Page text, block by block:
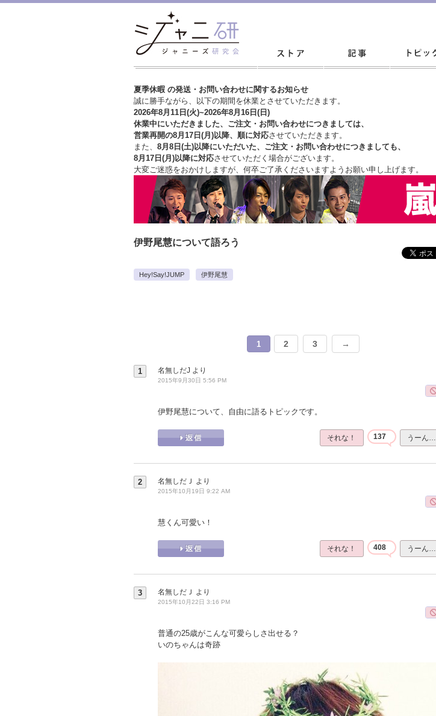
夏季休暇 の発送・お問い合わせに関するお知らせ
誠に勝手ながら、以下の期間を休業とさせていただきます。
2026年8月11日(火)~2026年8月16日(日)
休業中にいただきました、ご注文・お問い合わせにつきましては、
営業再開の8月17日(月)以降、順に対応させていただきます。
また、 8月8日(土)以降にいただいた、ご注文・ お問い合わせにつきましても、
8月17日(月)以降に対応させていただく場合がございます。
大変ご迷惑をおかけしますが、 何卒ご了承くださいますようお願い申し上げます。
伊野尾慧について語ろう
Hey!Say!JUMP 伊野尾慧
1 2 3 →
1 名無しだJ より
2015年9月30日 5:56 PM
伊野尾慧について、自由に語るトピックです。
それな！ 137 うーん…
2 名無しだＪ より
2015年10月19日 9:22 AM
慧くん可愛い！
それな！ 408 うーん…
3 名無しだＪ より
2015年10月22日 3:16 PM
普通の25歳がこんな可愛らしさ出せる？
いのちゃんは奇跡